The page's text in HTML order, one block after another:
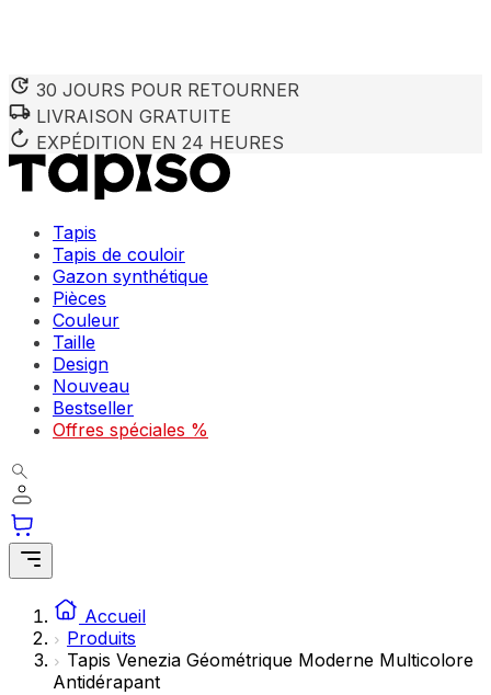
30 JOURS POUR RETOURNER
LIVRAISON GRATUITE
EXPÉDITION EN 24 HEURES
Tapis
Tapis de couloir
Gazon synthétique
Pièces
Couleur
Taille
Design
Nouveau
Bestseller
Offres spéciales %
Accueil
Produits
Tapis Venezia Géométrique Moderne Multicolore
Antidérapant
Nous utilisons des cookies pour personnaliser le contenu
partenaires peuvent combiner ces informations avec
utilisation de leurs services.
Les cookies indispensables sont cruciaux pour les
Les cookies liés aux préférences permettent au site de
comme votre langue préférée ou la région dans laquelle
Les cookies marketing sont utilisés pour suivre les
engageantes pour l'utilisateur individuel et, par
Non classés